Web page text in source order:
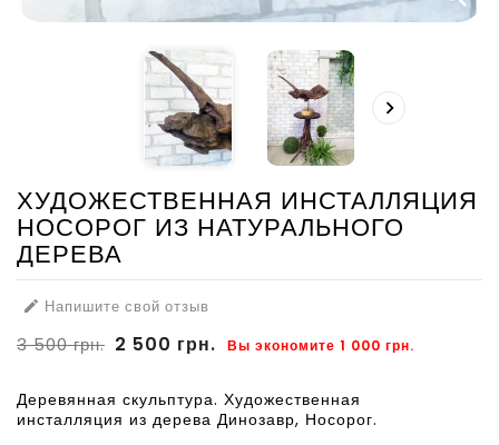

ХУДОЖЕСТВЕННАЯ ИНСТАЛЛЯЦИЯ
НОСОРОГ ИЗ НАТУРАЛЬНОГО
ДЕРЕВА
 Напишите свой отзыв
3 500 грн. 2 500 грн. Вы экономите 1 000 грн.
Деревянная скульптура. Художественная
инсталляция из дерева Динозавр, Носорог.